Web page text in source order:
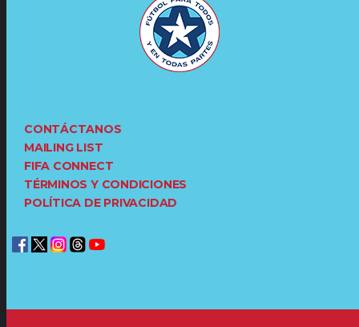
CONTÁCTANOS
MAILING LIST
FIFA CONNECT
TÉRMINOS Y CONDICIONES
POLÍTICA DE PRIVACIDAD